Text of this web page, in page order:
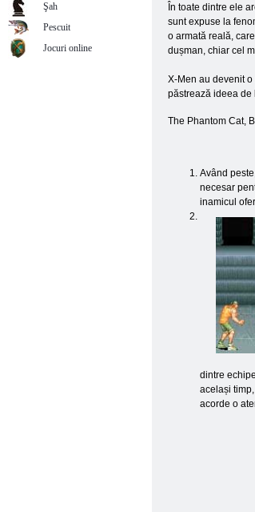
În toate dintre ele
sunt expuse la
o armată reală,
dușman, chiar cel
X-Men au devenit
păstrează ideea de
The Phantom Cat,
Având
necesar
inamicul
dintre
același
acorde o
Şah
Pescuit
Jocuri online